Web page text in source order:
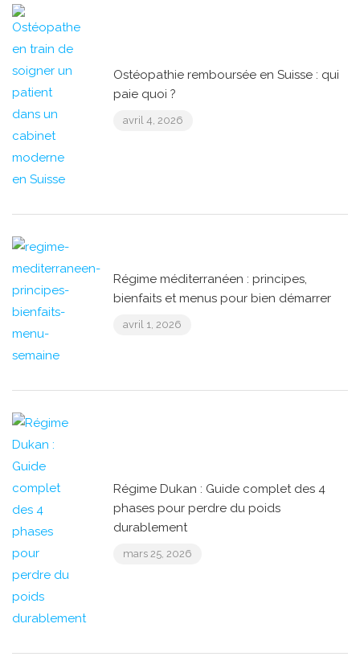
Ostéopathie remboursée en Suisse : qui
paie quoi ?
avril 4, 2026
Régime méditerranéen : principes,
bienfaits et menus pour bien démarrer
avril 1, 2026
Régime Dukan : Guide complet des 4
phases pour perdre du poids
durablement
mars 25, 2026